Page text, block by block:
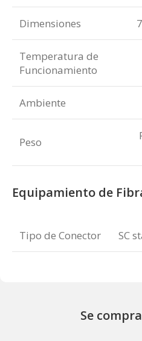
Dimensiones
Temperatura de
Funcionamiento
Ambiente
Peso
Equipamiento de
Tipo de Conector SC
Se